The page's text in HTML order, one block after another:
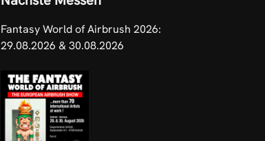
Fantasy World of Airbrush 2026:
29.08.2026 & 30.08.2026